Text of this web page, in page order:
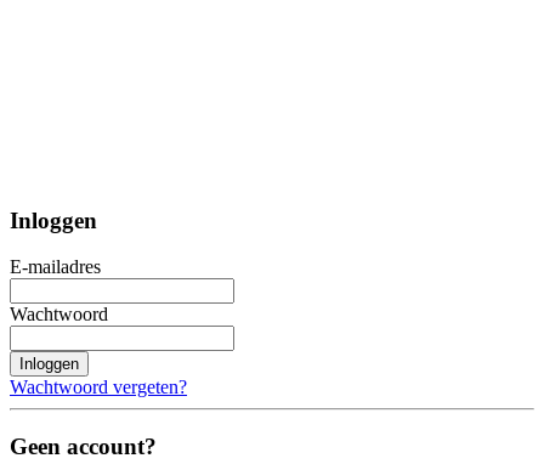
Inloggen
E-mailadres
Wachtwoord
Inloggen
Wachtwoord vergeten?
Geen account?